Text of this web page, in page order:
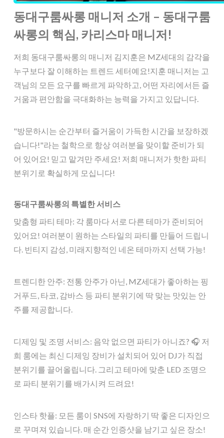
동대구룸싸롱 매니저 소개 – 동대구룸
싸롱의 핵심, 카리스마 매니저!
저희 동대구룸싸롱의 매니저 김지훈은 MZ세대의 감각을
누구보다 잘 이해하는 트렌드 세터예요!지훈 매니저는 고
객님의 모든 요구를 빠르게 파악하고, 어떤 자리에서든 즐
거움과 편안함을 극대화하는 능력을 가지고 있답니다.
"방문하시는 순간부터 즐거움이 가득한 시간을 보장하겠
습니다!"라는 철학으로 항상 여러분을 맞이할 준비가 되
어 있어요! 믿고 맡겨만 주세요! 저희 매니저가 핫한 파티
분위기로 확실하게 모십니다!
동대구룸싸롱의 특별한 서비스
맞춤형 파티 테마: 각 룸마다 서로 다른 테마가 준비되어
있어요! 여러분이 원하는 스타일의 파티를 만들어 드립니
다. 빈티지 감성, 미래지향적인 네온 테마까지 선택 가능!
트렌디한 안주: 전통 안주가 아닌, MZ세대가 좋아하는 핑
거푸드, 타코, 감바스 등 파티 분위기에 딱 맞는 맛있는 안
주를 제공합니다.
디제잉 및 조명 서비스: 음악 없으면 파티가 아니죠? 🎧 저
희 룸에는 최신 디제잉 장비가 설치되어 있어 DJ가 직접
분위기를 끌어올립니다. 그리고 테마에 맞춘 LED 조명으
로 파티 분위기를 배가시켜 드려요!
인스타 핫플: 모든 룸이 SNS에 자랑하기 딱 좋은 디자인으
로 꾸며져 있습니다. 매 순간 인증샷을 남기고 싶은 장소!